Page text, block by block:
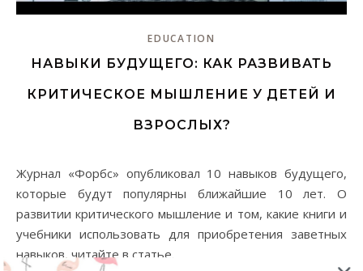
EDUCATION
НАВЫКИ БУДУЩЕГО: КАК РАЗВИВАТЬ
КРИТИЧЕСКОЕ МЫШЛЕНИЕ У ДЕТЕЙ И
ВЗРОСЛЫХ?
Журнал «Форбс» опубликовал 10 навыков будущего,
которые будут популярны ближайшие 10 лет. О
развитии критического мышление и том, какие книги и
учебники использовать для приобретения заветных
навыков, читайте в статье.